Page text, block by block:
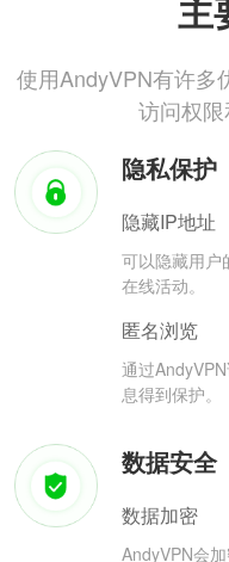
主
使用AndyVPN有许多
访问权
隐私保护
隐藏IP地址
可以隐藏用户
在线活动。
匿名浏览
通过
息得到保护。
数据安全
数据加密
AndyVPN会